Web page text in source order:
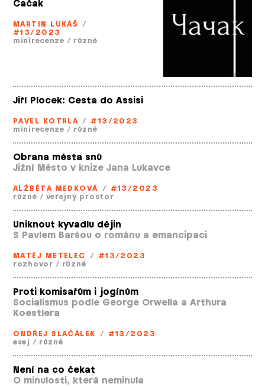
Čačak
MARTIN LUKÁŠ /
#13/2023
minirecenze / různé
Jiří Plocek: Cesta do Assisi
PAVEL KOTRLA / #13/2023
minirecenze / různé
Obrana města snů
Jižní Město v knize Jana Lukavce
ALŽBĚTA MEDKOVÁ / #13/2023
různé / veřejný prostor
Uniknout kyvadlu dějin
S Pavlem Baršou o románu a emancipaci
MATĚJ METELEC / #13/2023
rozhovor / různé
Proti komisařům i jogínům
Socialismus podle George Orwella a Arthura
Koestlera
ONDŘEJ SLAČÁLEK / #13/2023
esej / různé
Není na co čekat
O minulosti, která neminula